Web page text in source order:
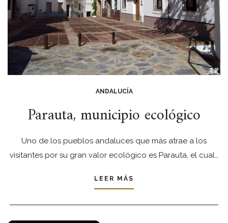
ANDALUCÍA
Parauta, municipio ecológico
Uno de los pueblos andaluces que más atrae a los
visitantes por su gran valor ecológico es Parauta, el cual…
LEER MÁS